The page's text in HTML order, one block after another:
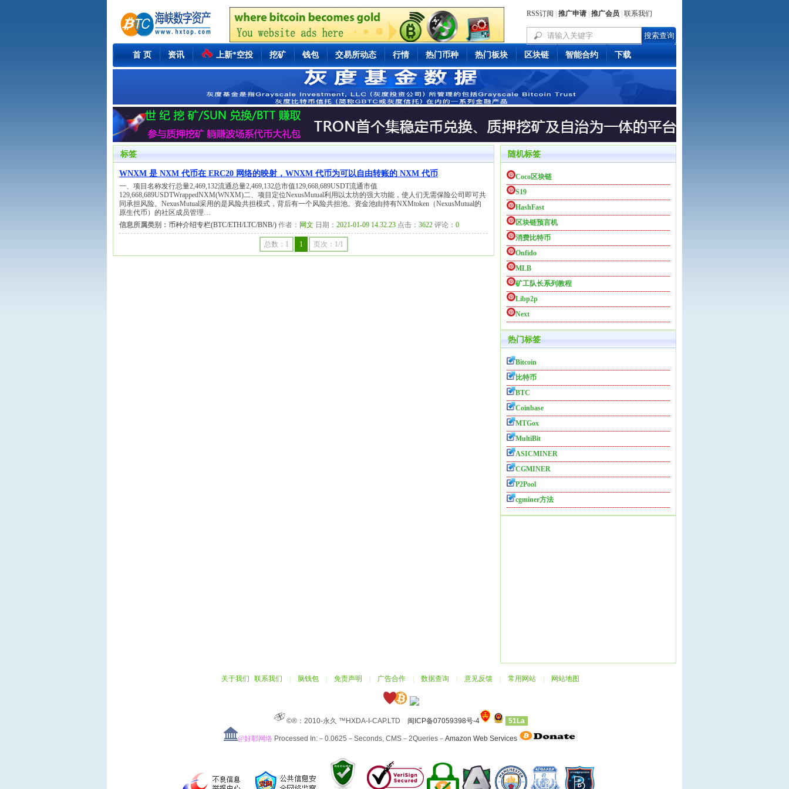
RSS订阅 推广申请 推广会员 联系我们
首 页 资讯 上新*空投 挖矿 钱包 交易所动态 行情 热门币种 热门板块 区块链 智能合约 下载
标签
WNXM 是 NXM 代币在 ERC20 网络的映射，WNXM 代币为可以自由转账的 NXM 代币
一、项目名称发行总量2,469,132流通总量2,469,132总市值129,668,689USDT流通市值
129,668,689USDTWrappedNXM(WNXM)二、项目定位NexusMutual利用以太坊的强大功能，使人们无需保险公司即可共
同承担风险。NexusMutual采用的是风险共担模式，背后有一个风险共担池。资金池由持有NXMtoken（NexusMutual的
原生代币）的社区成员管理…
信息所属类别： 币种介绍专栏(BTC/ETH/LTC/BNB/) 作者： 网文 日期： 2021-01-09 14.32.23 点击： 3622 评论： 0
总数：1 1 页次：1/1
随机标签
Coco区块链
S19
HashFast
区块链预言机
消费比特币
Onfido
MLB
矿工队长系列教程
Libp2p
Next
热门标签
Bitcoin
比特币
BTC
Coinbase
MTGox
MultiBit
ASICMINER
CGMINER
P2Pool
cgminer方法
关于我们 联系我们 脑钱包 免责声明 广告合作 数据查询 意见反馈 常用网站 网站地图
©®：2010-永久 ™HXDA-I-CAP.LTD 闽ICP备07059398号-4 51La
@好耶网络 Processed In:－0.0625－Seconds, CMS－2Queries－ Amazon Web Services